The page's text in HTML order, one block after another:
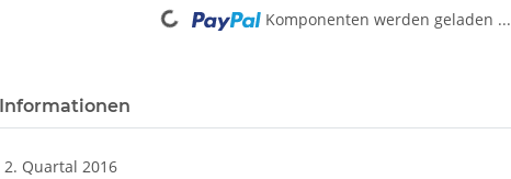
Komponenten werden geladen ...
2. Quartal 2016